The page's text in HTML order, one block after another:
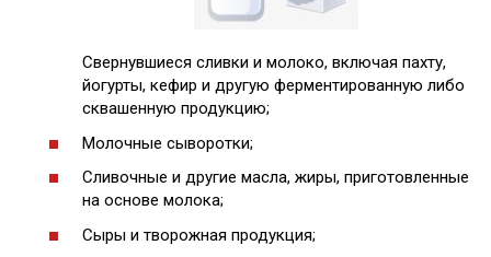
Свернувшиеся сливки и молоко, включая пахту,
йогурты, кефир и другую ферментированную либо
сквашенную продукцию;
Молочные сыворотки;
Сливочные и другие масла, жиры, приготовленные
на основе молока;
Сыры и творожная продукция;